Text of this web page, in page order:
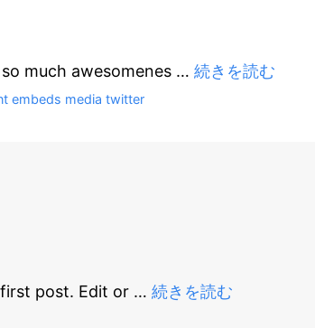
much awesomenes … 続きを読む
embeds media twitter
post. Edit or … 続きを読む